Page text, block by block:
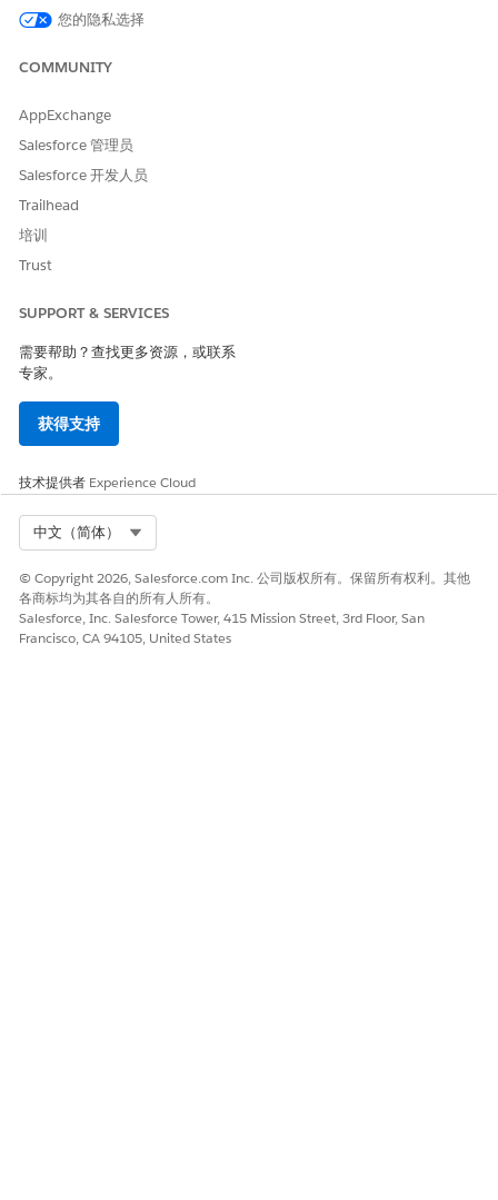
请求软件安装的临时管理员权限
情况：开发人员 Chris 需要临时管理员权限，才可以在笔记本电
脑上安装开发工具。
克里斯:我需要临时管理员权限，才可以在我的笔记本电脑上
限，您的经理是否已经预先批准了这个请求？
了它
批。根据经理预先批准的 Sarah Chen，应在 30 分钟内处
理。您将收到一封电子邮件，其中包含 24 小时内有效的临
时管理员密码。在此期限后，将自动恢复标准用户权限。
本文章是否解决您的问题？
请与我们共享您的想法，以便我们进行改进！
是
您的隐私选择
COMMUNITY
AppExchange
Salesforce 管理员
Salesforce 开发人员
Trailhead
培训
Trust
SUPPORT & SERVICES
需要帮助？查找更多资源，或联系
专家。
获得支持
技术提供者 Experience Cloud
中文（简体）
© Copyright 2026, Salesforce.com Inc. 公司版权所有。保留所有权利。其他
各商标均为其各自的所有人所有。
Salesforce, Inc. Salesforce Tower, 415 Mission Street, 3rd Floor, San
Francisco, CA 94105, United States